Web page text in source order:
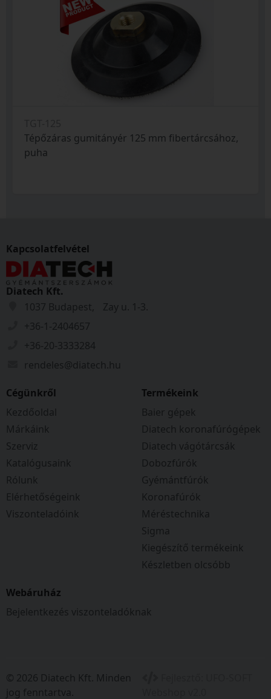
Tépőzáras gumitányér 125 mm fibertárcsához,
puha
Kapcsolatfelvétel
Diatech Kft.
1037 Budapest, Zay u. 1-3.
+36-1-2404657
+36-20-3333284
rendeles@diatech.hu
Cégünkről
Kezdőoldal
Márkáink
Szerviz
Katalógusaink
Rólunk
Elérhetőségeink
Viszonteladóink
Termékeink
Baier gépek
Diatech koronafúrógépek
Diatech vágótárcsák
Dobozfúrók
Gyémántfúrók
Koronafúrók
Méréstechnika
Sigma
Kiegészítő termékeink
Készletben olcsóbb
Webáruház
Bejelentkezés viszonteladóknak
© 2026 Diatech Kft. Minden
jog fenntartva.